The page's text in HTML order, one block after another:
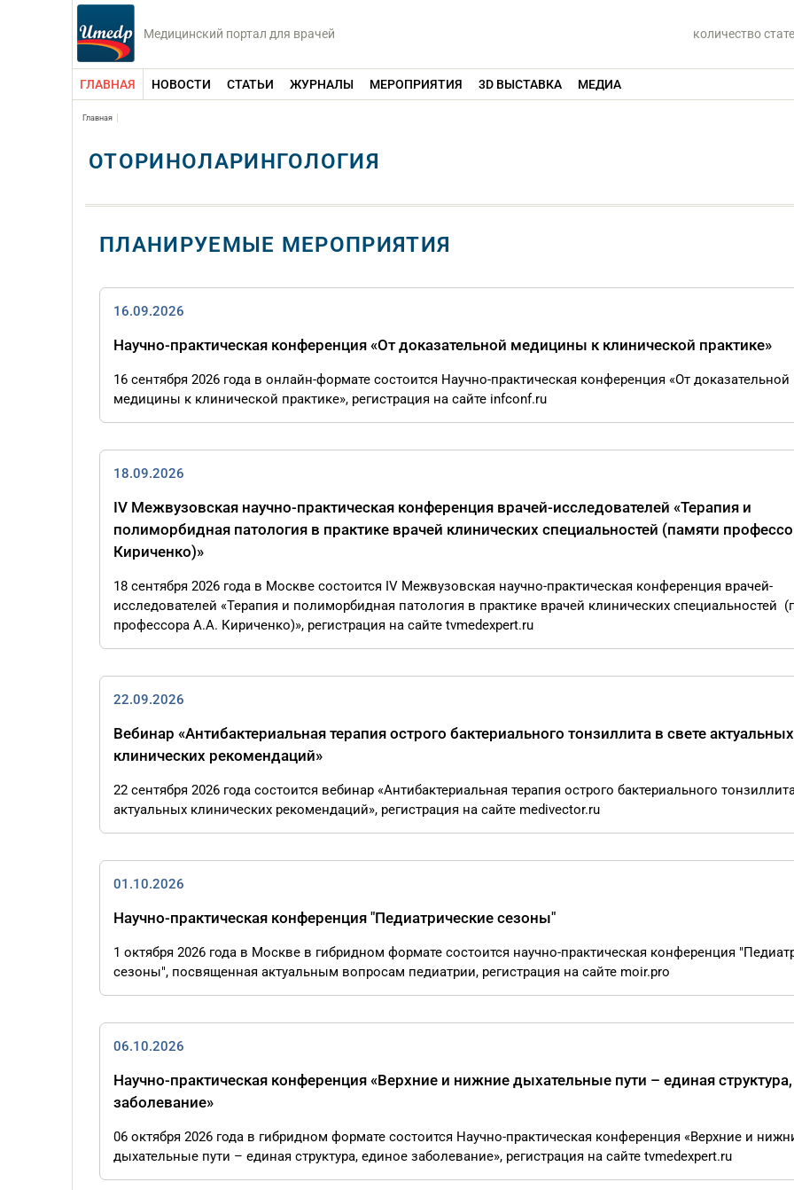
Медицинский портал для врачей количество
ГЛАВНАЯ НОВОСТИ СТАТЬИ ЖУРНАЛЫ МЕРОПРИЯТИЯ 3D ВЫСТАВКА МЕДИА
Главная
ОТОРИНОЛАРИНГОЛОГИЯ
ПЛАНИРУЕМЫЕ МЕРОПРИЯТИЯ
16.09.2026
Научно-практическая конференция «От доказательной медицины к клинической практике»
16 сентября 2026 года в онлайн-формате состоится Научно-практическая конференция «От доказательной
медицины к клинической практике», регистрация на сайте infconf.ru
18.09.2026
IV Межвузовская научно-практическая конференция врачей-исследователей «Терапия и
полиморбидная патология в практике врачей клинических специальностей (памяти
Кириченко)»
18 сентября 2026 года в Москве состоится IV Межвузовская научно-практическая конференция врачей-
исследователей «Терапия и полиморбидная патология в практике врачей клинических специальностей
профессора А.А. Кириченко)», регистрация на сайте tvmedexpert.ru
22.09.2026
Вебинар «Антибактериальная терапия острого бактериального тонзиллита в свете актуальных
клинических рекомендаций»
22 сентября 2026 года состоится вебинар «Антибактериальная терапия острого бактериального
актуальных клинических рекомендаций», регистрация на сайте medivector.ru
01.10.2026
Научно-практическая конференция "Педиатрические сезоны"
1 октября 2026 года в Москве в гибридном формате состоится научно-практическая конференция
сезоны", посвященная актуальным вопросам педиатрии, регистрация на сайте moir.pro
06.10.2026
Научно-практическая конференция «Верхние и нижние дыхательные пути – единая
заболевание»
06 октября 2026 года в гибридном формате состоится Научно-практическая конференция «Верхние и
дыхательные пути – единая структура, единое заболевание», регистрация на сайте tvmedexpert.ru